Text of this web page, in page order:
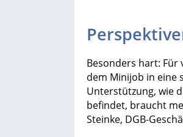
Besonders hart: Für
dem Minijob in eine
Unterstützung, wie
befindet, braucht
Steinke, DGB-